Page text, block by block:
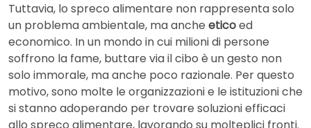
Tuttavia, lo spreco alimentare non rappresenta solo
un problema ambientale, ma anche eticoed
economico. In un mondo in cui milioni di persone
soffrono la fame, buttare via il cibo è un gesto non
solo immorale, ma anche poco razionale. Per questo
motivo, sono molte le organizzazioni e le istituzioni che
si stanno adoperando per trovare soluzioni efficaci